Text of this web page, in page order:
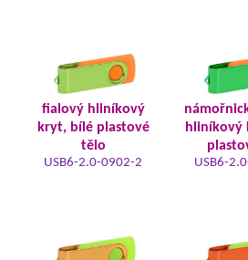
fialový hliníkový
kryt, bílé plastové
tělo
USB6-2.0-0902-2
hliníkový
USB6-